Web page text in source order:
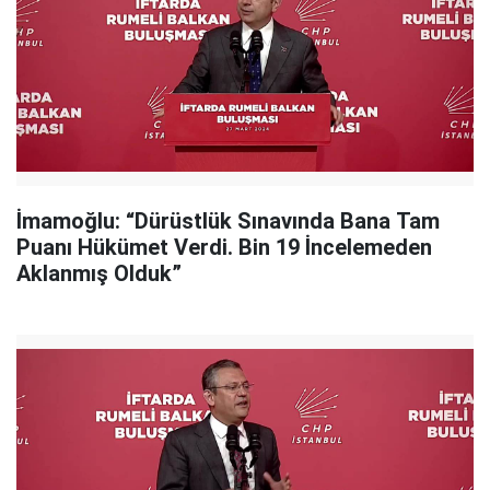
İmamoğlu: “Dürüstlük Sınavında Bana Tam
Puanı Hükümet Verdi. Bin 19 İncelemeden
Aklanmış Olduk”